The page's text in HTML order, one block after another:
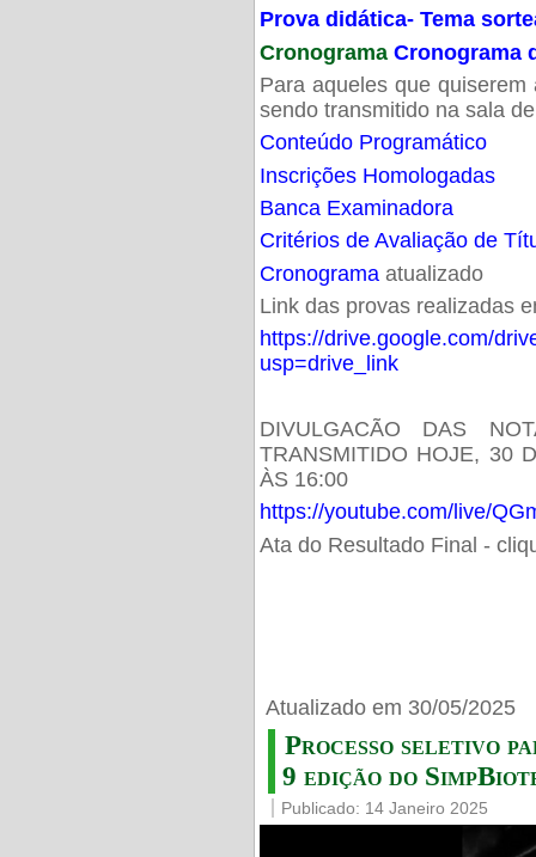
Prova didática- Tema
Cronograma Cronograma
Para aqueles que
sendo transmitido na sala
Conteúdo Programático
Inscrições Homologadas
Banca Examinadora
Critérios de Avaliação de
Cronogramaatualizado
Link das provas realizadas
https://drive.google.com/
usp=drive_link
DIVULGACÃO DAS
TRANSMITIDO HOJE, 30
ÀS 16:00
https://youtube.com/live/
Ata do Resultado Final -
Atualizado em 30/05/2025
Processo seletivo
9 edição do
Publicado: 14 Janeiro 2025